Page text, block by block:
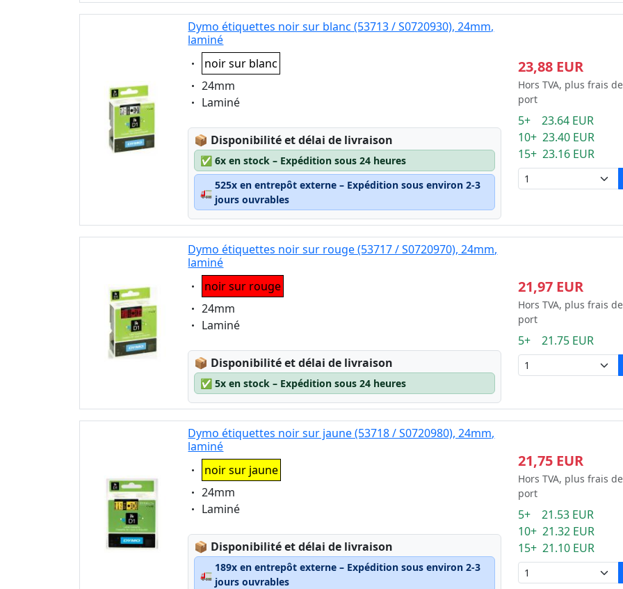
Dymo étiquettes noir sur blanc (53713 / S0720930), 24mm,
laminé
Eigenschaft:
noir sur blanc
Eigenschaft:
24mm
Eigenschaft:
Laminé
📦 Lagerstatus:
Disponibilité et délai de livraison
✅ 6x en stock – Expédition sous 24 heures
🚛
525x en entrepôt externe – Expédition sous environ 2-3
jours ouvrables
23,88 EUR
Hors TVA, plus frais de
port
5+ 23.64 EUR
10+ 23.40 EUR
15+ 23.16 EUR
Dymo étiquettes noir sur rouge (53717 / S0720970), 24mm,
laminé
Eigenschaft:
noir sur rouge
Eigenschaft:
24mm
Eigenschaft:
Laminé
📦 Lagerstatus:
Disponibilité et délai de livraison
✅ 5x en stock – Expédition sous 24 heures
21,97 EUR
Hors TVA, plus frais de
port
5+ 21.75 EUR
Dymo étiquettes noir sur jaune (53718 / S0720980), 24mm,
laminé
Eigenschaft:
noir sur jaune
Eigenschaft:
24mm
Eigenschaft:
Laminé
📦 Lagerstatus:
Disponibilité et délai de livraison
🚛
189x en entrepôt externe – Expédition sous environ 2-3
jours ouvrables
21,75 EUR
Hors TVA, plus frais de
port
5+ 21.53 EUR
10+ 21.32 EUR
15+ 21.10 EUR